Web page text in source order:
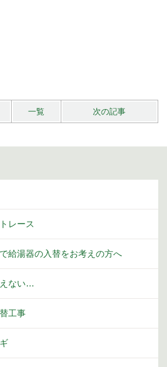
一覧 次の記事
レース
給湯器の入替をお考えの方へ
ない…
工事